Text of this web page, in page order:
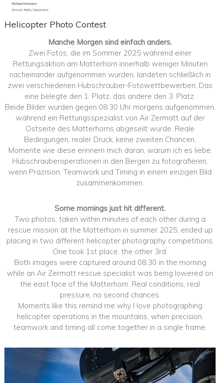
Helicopter Photo Contest
Manche Morgen sind einfach anders.
Zwei Fotos, die im Sommer 2025 während einer
Rettungsaktion am Matterhorn innerhalb weniger Minuten
nacheinander aufgenommen wurden, landeten schließlich in
zwei verschiedenen Hubschrauber-Fotowettbewerben. Das
eine belegte den 1. Platz, das andere den 3. Platz.
Beide Bilder wurden gegen 08:30 Uhr morgens aufgenommen,
während ein Rettungsspezialist von Air Zermatt auf der
Ostseite des Matterhorns abgeseilt wurde. Reale
Bedingungen, realer Druck, keine zweiten Chancen.
Momente wie diese erinnern mich daran, warum ich es liebe,
Hubschrauberoperationen in den Bergen zu fotografieren,
wenn Präzision, Teamwork und Timing in einem einzigen Bild
zusammenkommen.
Some mornings just hit different.
Two photos, taken within minutes of each other during a
rescue mission at the Matterhorn in summer 2025, ended up
placing in two different helicopter photography competitions.
One took 1st place, the other 3rd.
Both images were captured around 08:30 in the morning
while an Air Zermatt rescue specialist was being lowered on
the east face of the Matterhorn. Real conditions, real
pressure, no second chances.
Moments like this remind me why I love photographing
helicopter operations in the mountains, when precision,
teamwork and timing all come together in a single frame.